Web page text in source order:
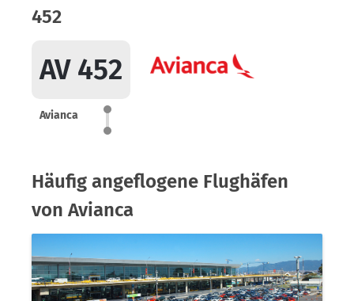
452
AV 452
Avianca
Häufig angeflogene Flughäfen
von Avianca